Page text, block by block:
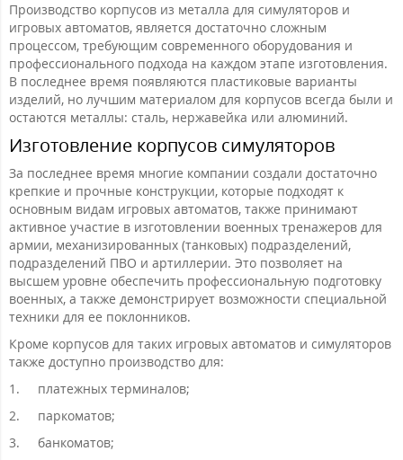
Производство корпусов из металла для симуляторов и
игровых автоматов, является достаточно сложным
процессом, требующим современного оборудования и
профессионального подхода на каждом этапе изготовления.
В последнее время появляются пластиковые варианты
изделий, но лучшим материалом для корпусов всегда были и
остаются металлы: сталь, нержавейка или алюминий.
Изготовление корпусов симуляторов
За последнее время многие компании создали достаточно
крепкие и прочные конструкции, которые подходят к
основным видам игровых автоматов, также принимают
активное участие в изготовлении военных тренажеров для
армии, механизированных (танковых) подразделений,
подразделений ПВО и артиллерии. Это позволяет на
высшем уровне обеспечить профессиональную подготовку
военных, а также демонстрирует возможности специальной
техники для ее поклонников.
Кроме корпусов для таких игровых автоматов и симуляторов
также доступно производство для:
1.
платежных терминалов;
2.
паркоматов;
3.
банкоматов;